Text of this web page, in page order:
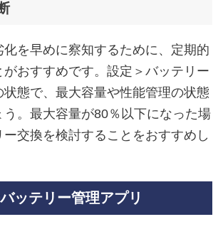
を早めに察知するために、定期的
がおすすめです。設定＞バッテリー
状態で、最大容量や性能管理の状態
う。最大容量が80％以下になった場
交換を検討することをおすすめし
ッテリー管理アプリ